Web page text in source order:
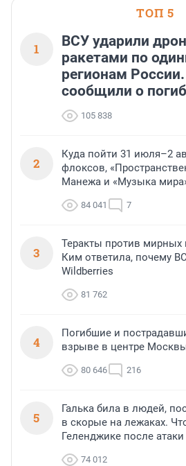
ТОП 5
1
ВСУ ударили
ракетами по
регионам
сообщили о
105 838
2
Куда пойти 31 июля–2
флоксов,
Манежа и «Музыка
84 041 7
3
Теракты против мирных
Ким ответила, почему
Wildberries
81 762
4
Погибшие и
взрыве в центре
80 646 216
5
Галька била в людей,
в скорые на лежаках.
Геленджике после
74 012